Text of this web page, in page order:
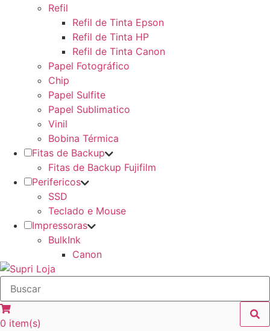
Refil
Refil de Tinta Epson
Refil de Tinta HP
Refil de Tinta Canon
Papel Fotográfico
Chip
Papel Sulfite
Papel Sublimatico
Vinil
Bobina Térmica
Fitas de Backup
Fitas de Backup Fujifilm
Perifericos
SSD
Teclado e Mouse
Impressoras
BulkInk
Canon
0 item(s)